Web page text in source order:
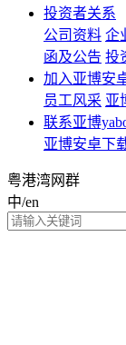
投资者关系
公司资料 企
函及公告 投
加入亚博安
员工风采 亚
联系亚博
亚博安卓下
粤港湾网群
中/en